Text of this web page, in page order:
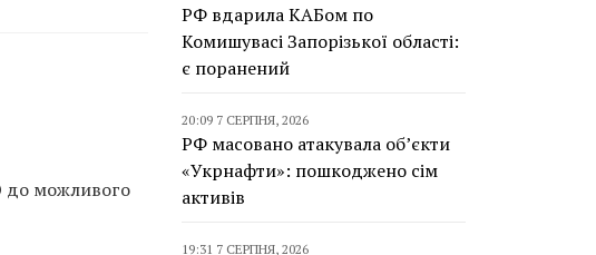
до можливого
РФ вдарила КАБом по
Комишувасі Запорізької області:
є поранений
20:09 7 СЕРПНЯ, 2026
РФ масовано атакувала об’єкти
«Укрнафти»: пошкоджено сім
активів
19:31 7 СЕРПНЯ, 2026